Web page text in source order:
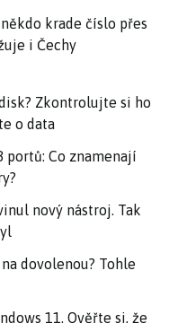
krade číslo přes
i Čechy
Zkontrolujte si ho
o data
portů: Co znamenají
nový nástroj. Tak
dovolenou? Tohle
11. Ověřte si, že